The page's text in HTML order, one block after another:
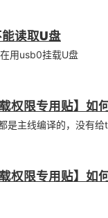
读取U盘
用usb0挂载U盘
权限专用贴】如
是主线编译的，没有
权限专用贴】如